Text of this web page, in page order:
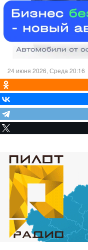
24 июня 2026, Среда 20:16